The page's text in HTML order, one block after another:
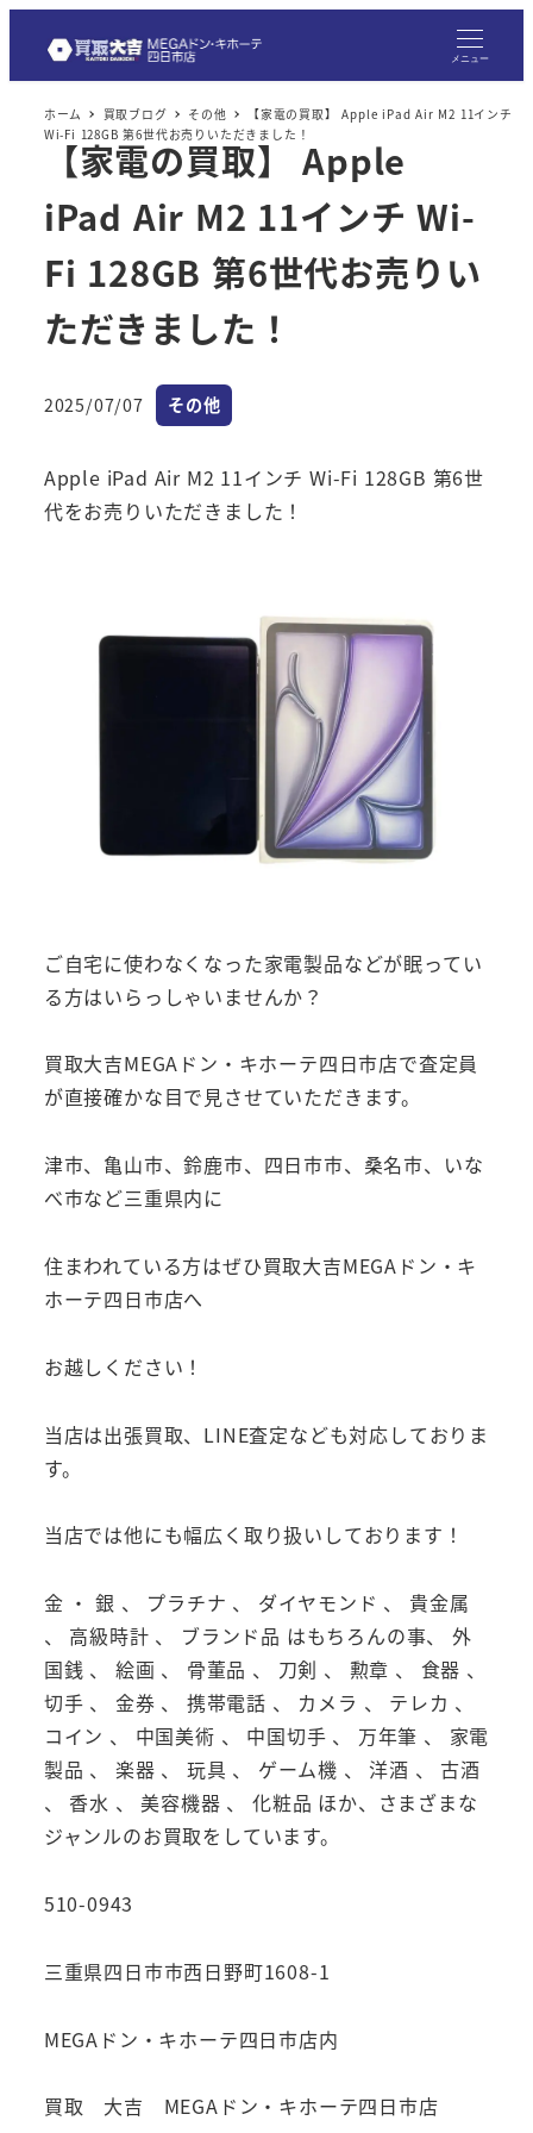
メニュー
ホーム 買取ブログ その他
【家電の買取】 Apple iPad Air M2 11インチ
Wi-Fi 128GB 第6世代お売りいただきました！
【家電の買取】 Apple
iPad Air M2 11インチ Wi-
Fi 128GB 第6世代お売りい
ただきました！
投稿日
2025/07/07 カテゴリー
その他
Apple iPad Air M2 11インチ Wi-Fi 128GB 第6世
代をお売りいただきました！
ご自宅に使わなくなった家電製品などが眠ってい
る方はいらっしゃいませんか？
買取大吉MEGAドン・キホーテ四日市店で査定員
が直接確かな目で見させていただきます。
津市、亀山市、鈴鹿市、四日市市、桑名市、いな
べ市など三重県内に
住まわれている方はぜひ買取大吉MEGAドン・キ
ホーテ四日市店へ
お越しください！
当店は出張買取、LINE査定なども対応しておりま
す。
当店では他にも幅広く取り扱いしております！
金 ・ 銀 、 プラチナ 、 ダイヤモンド 、 貴金属
、 高級時計 、 ブランド品 はもちろんの事、 外
国銭 、 絵画 、 骨董品 、 刀剣 、 勲章 、 食器 、
切手 、 金券 、 携帯電話 、 カメラ 、 テレカ 、
コイン 、 中国美術 、 中国切手 、 万年筆 、 家電
製品 、 楽器 、 玩具 、 ゲーム機 、 洋酒 、 古酒
、 香水 、 美容機器 、 化粧品 ほか、さまざまな
ジャンルのお買取をしています。
510-0943
三重県四日市市西日野町1608-1
MEGAドン・キホーテ四日市店内
買取 大吉 MEGAドン・キホーテ四日市店